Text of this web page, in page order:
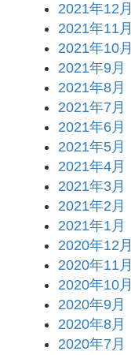
2021年12月
2021年11月
2021年10月
2021年9月
2021年8月
2021年7月
2021年6月
2021年5月
2021年4月
2021年3月
2021年2月
2021年1月
2020年12月
2020年11月
2020年10月
2020年9月
2020年8月
2020年7月